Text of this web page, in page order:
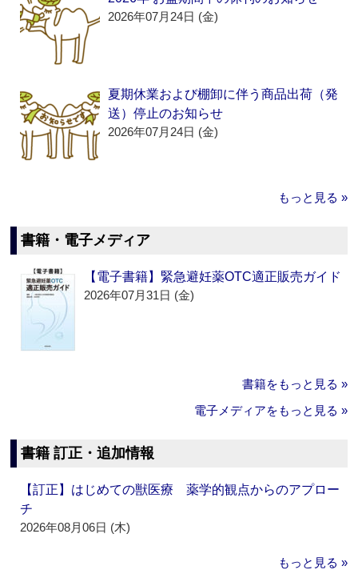
2026年07月24日 (金)
夏期休業および棚卸に伴う商品出荷（発
送）停止のお知らせ
2026年07月24日 (金)
もっと見る »
書籍・電子メディア
【電子書籍】緊急避妊薬OTC適正販売ガイド
2026年07月31日 (金)
書籍をもっと見る »
電子メディアをもっと見る »
書籍 訂正・追加情報
【訂正】はじめての獣医療 薬学的観点からのアプロー
チ
2026年08月06日 (木)
もっと見る »